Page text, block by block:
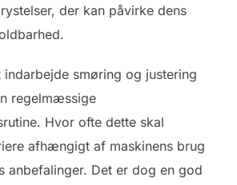
der kan påvirke dens
indarbejde smøring og justering
regelmæssige
Hvor ofte dette skal
afhængigt af maskinens brug
anbefalinger. Det er dog en god